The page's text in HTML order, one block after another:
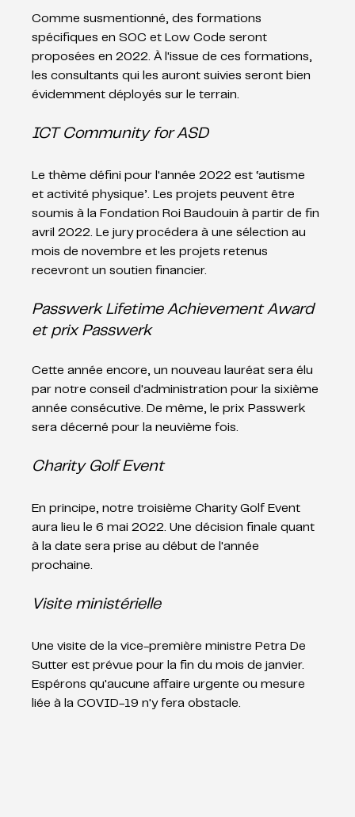
Comme susmentionné, des formations
spécifiques en SOC et Low Code seront
proposées en 2022. À l'issue de ces formations,
les consultants qui les auront suivies seront bien
évidemment déployés sur le terrain.
ICT Community for ASD
Le thème défini pour l'année 2022 est ‘autisme
et activité physique’. Les projets peuvent être
soumis à la Fondation Roi Baudouin à partir de fin
avril 2022. Le jury procédera à une sélection au
mois de novembre et les projets retenus
recevront un soutien financier.
Passwerk Lifetime Achievement Award
et prix Passwerk
Cette année encore, un nouveau lauréat sera élu
par notre conseil d'administration pour la sixième
année consécutive. De même, le prix Passwerk
sera décerné pour la neuvième fois.
Charity Golf Event
En principe, notre troisième Charity Golf Event
aura lieu le 6 mai 2022. Une décision finale quant
à la date sera prise au début de l'année
prochaine.
Visite ministérielle
Une visite de la vice-première ministre Petra De
Sutter est prévue pour la fin du mois de janvier.
Espérons qu'aucune affaire urgente ou mesure
liée à la COVID-19 n'y fera obstacle.